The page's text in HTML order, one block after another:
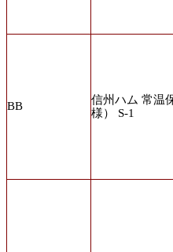
BB
信州ハム 常温
様） S-1